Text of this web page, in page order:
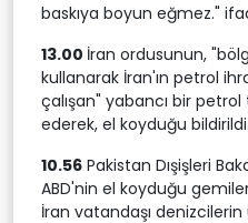
baskıya boyun eğmez."
13.00 İran ordusunun,
kullanarak İran'ın petrol
çalışan" yabancı bir
ederek, el koyduğu bildirildi.
10.56 Pakistan Dışişleri
ABD'nin el koyduğu
İran vatandaşı